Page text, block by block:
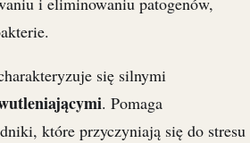
się silnymi
. Pomaga
które przyczyniają się do stresu